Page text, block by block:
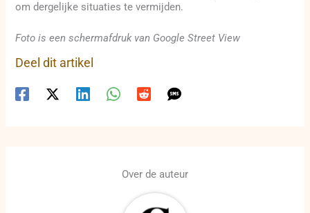
om dergelijke situaties te vermijden.
Foto is een schermafdruk van Google Street View
Deel dit artikel
Over de auteur